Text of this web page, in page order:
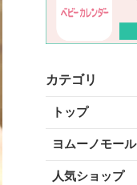
カテゴリ
トップ
ヨムーノモール
人気ショップ